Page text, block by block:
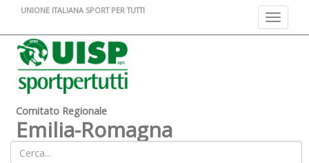
Toggle
UNIONE ITALIANA SPORT PER TUTTI
Comitato Regionale
Emilia-Romagna